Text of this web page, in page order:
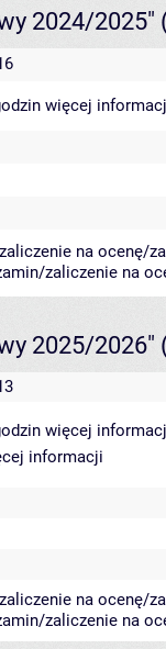
2024/2025"
więcej
na ocenę/
zaliczenie na
2025/2026"
więcej
informacji
na ocenę/
zaliczenie na